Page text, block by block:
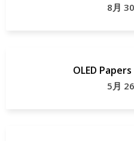
8月
OLED
5月